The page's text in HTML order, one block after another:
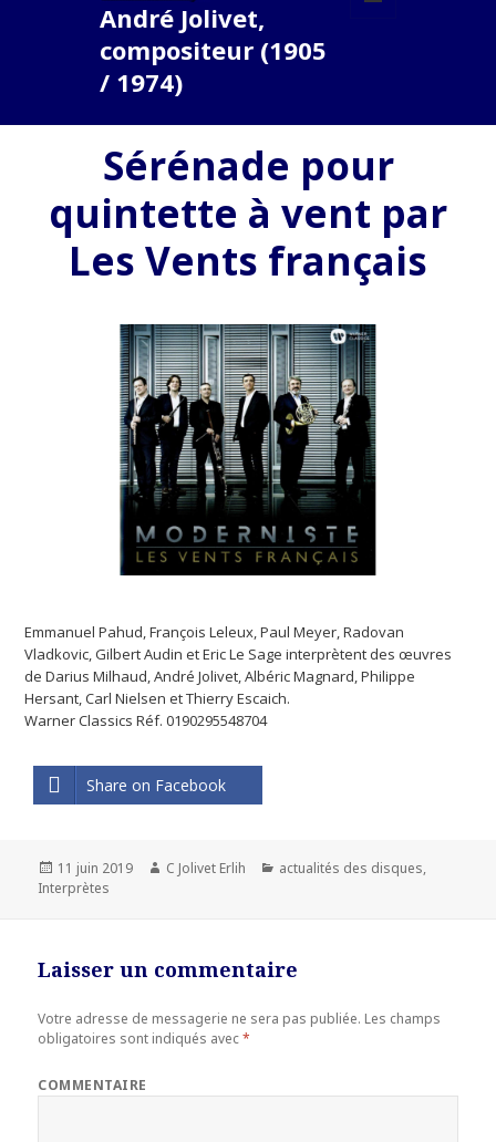
André Jolivet,
compositeur (1905
/ 1974)
Sérénade pour
quintette à vent par
Les Vents français
Emmanuel Pahud, François Leleux, Paul Meyer, Radovan
Vladkovic, Gilbert Audin et Eric Le Sage interprètent des œuvres
de Darius Milhaud, André Jolivet, Albéric Magnard, Philippe
Hersant, Carl Nielsen et Thierry Escaich.
Warner Classics Réf. 0190295548704
Share on Facebook
Publié
le
11 juin 2019 Auteur
C Jolivet Erlih Catégories
actualités des disques,
Interprètes
Laisser un commentaire
Votre adresse de messagerie ne sera pas publiée. Les champs
obligatoires sont indiqués avec*
COMMENTAIRE